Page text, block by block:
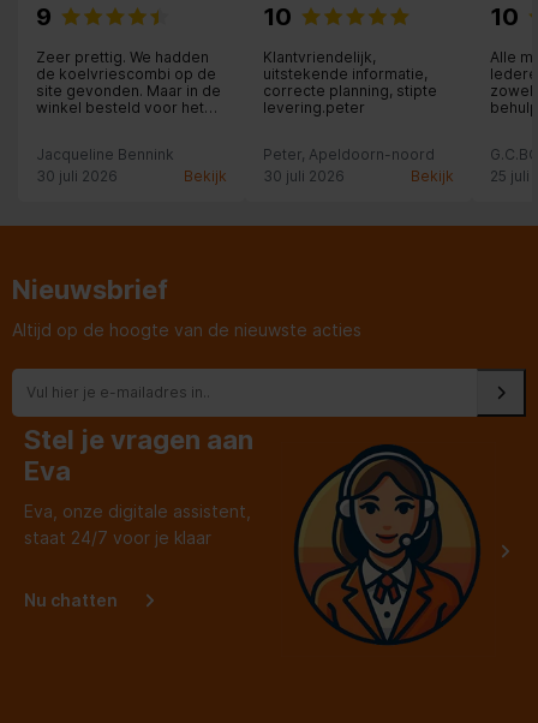
9
Zeer prettig. We hadden
de koelvriescombi op de
site gevonden. Maar in de
winkel besteld voor het
Jacqueline Bennink
30 juli 2026
Bekijk
10
Klantvriendelijk,
uitstekende informatie,
correcte planning, stipte
levering.peter
Peter, Apeldoorn-noord
30 juli 2026
Bekijk
10
Alle
zowel
25 juli
Nieuwsbrief
Altijd op de hoogte van de nieuwste acties
Stel je vragen aan
Eva
Eva, onze digitale assistent,
staat 24/7 voor je klaar
Nu chatten